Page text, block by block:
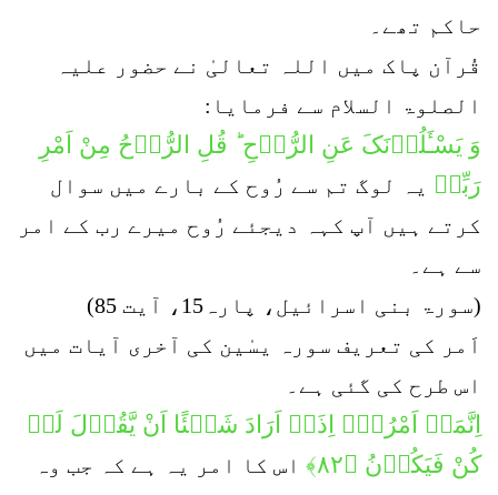
حاکم تھے۔
قُرآن پاک میں اللہ تعالیٰ نے حضور علیہ
الصلوۃ السلام سے فرمایا:
وَ یَسْـَٔلُوۡنَکَ عَنِ الرُّوۡحِ ؕ قُلِ الرُّوۡحُ مِنْ اَمْرِ
رَبِّیۡ یہ لوگ تم سے رُوح کے بارے میں سوال
کرتے ہیں آپ کہہ دیجئے رُوح میرے رب کے امر
سے ہے۔
(سورۃ بنی اسرائیل، پارہ15، آیت 85)
اَمر کی تعریف سورہ یسٰین کی آخری آیات میں
اس طرح کی گئی ہے۔
اِنَّمَاۤ اَمْرُہٗۤ اِذَاۤ اَرَادَ شَیۡئًا اَنْ یَّقُوۡلَ لَہٗ
كُنْ فَیَكُوۡنُ ﴿۸۲﴾
اس کا امر یہ ہے کہ جب وہ